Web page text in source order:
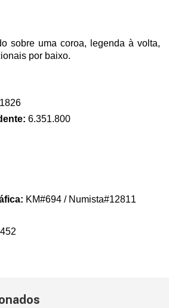
sobre uma coroa, legenda à volta,
por baixo.
1826
6.351.800
KM#694 / Numista#12811